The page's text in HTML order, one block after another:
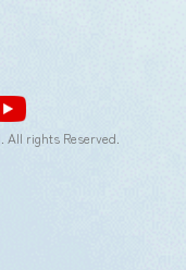
All rights Reserved.